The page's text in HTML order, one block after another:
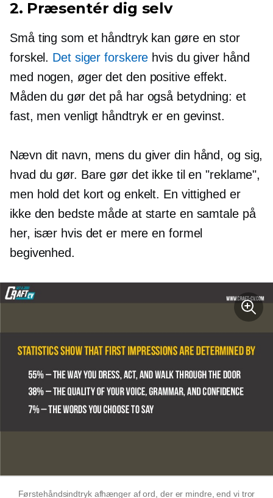
2. Præsentér dig selv
Små ting som et håndtryk kan gøre en stor
forskel. Det siger forskere hvis du giver hånd
med nogen, øger det den positive effekt.
Måden du gør det på har også betydning: et
fast, men venligt håndtryk er en gevinst.
Nævn dit navn, mens du giver din hånd, og sig,
hvad du gør. Bare gør det ikke til en "reklame",
men hold det kort og enkelt. En vittighed er
ikke den bedste måde at starte en samtale på
her, især hvis det er mere en formel
begivenhed.
Førstehåndsindtryk afhænger af ord, der er mindre, end vi tror